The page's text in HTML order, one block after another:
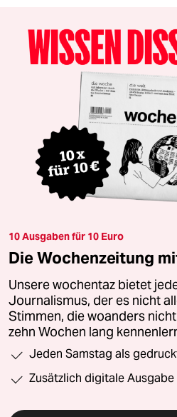
10 Ausgaben für 10 Euro
Die Wochenzeitung
Unsere wochentaz bietet
Journalismus, der es nicht
Stimmen, die woanders
zehn Wochen lang
Jeden Samstag als
Zusätzlich digitale